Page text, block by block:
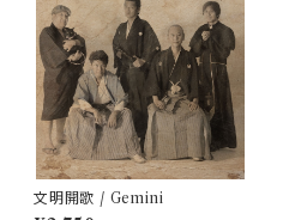
文明開歌 / Gemini